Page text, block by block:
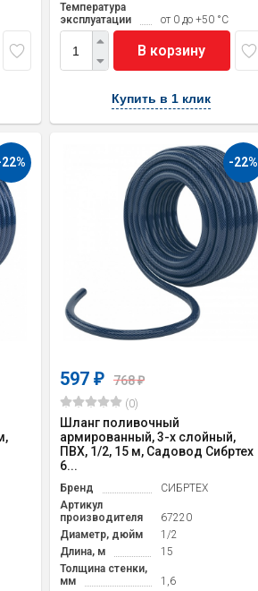
Температура
эксплуатации
от 0 до +50 °С
В корзину
Купить в 1 клик
-22%
597 ₽ 768₽
(0)
Шланг поливочный
армированный, 3-х слойный,
ПВХ, 1/2, 15 м, Садовод Сибртех
6...
Бренд
СИБРТЕХ
Артикул
производителя
67220
Диаметр, дюйм
1/2
Длина, м
15
Толщина стенки,
мм
1,6